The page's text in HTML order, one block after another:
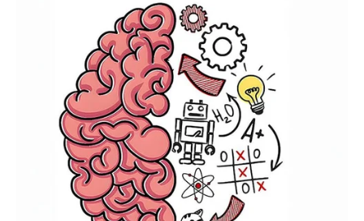
Vaša intuicija sada vidi dalje od drugih.
Šta vam donosi džjotiš?
Važan preokret koji vas vodi prema boljoj budućnosti.
STRIJELAC
Poruka sudbine